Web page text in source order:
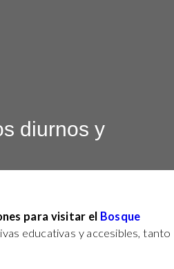
diurnos y
para visitar el Bosque
educativas y accesibles, tanto